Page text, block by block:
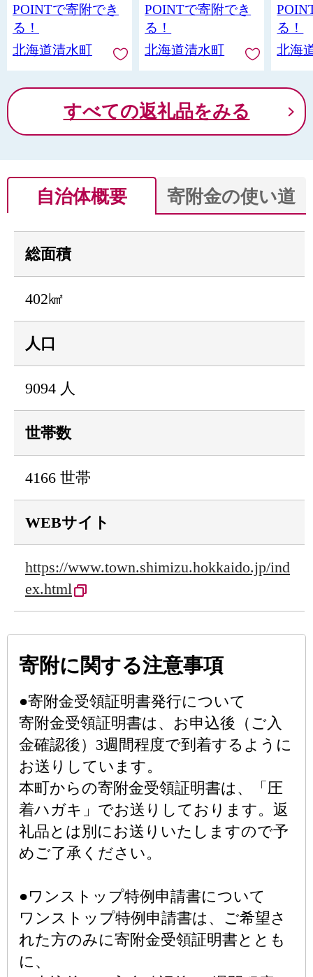
ィー 無添加 ガーリッ
ク 薬味 自然発酵 熟
成】
POINTで寄附でき
る！
北海道清水町
POINTで寄附でき
る！
北海道清水町
モ 約
いも
る！
北海
すべての返礼品をみる
自治体概要
総面積
402㎢
人口
9094 人
世帯数
4166 世帯
WEBサイト
https://www.town.shimizu.hokkaido.jp/ind
ex.html
寄附金の使い道
寄附に関する注意事項
●寄附金受領証明書発行について
寄附金受領証明書は、お申込後（ご入
金確認後）3週間程度で到着するように
お送りしています。
本町からの寄附金受領証明書は、「圧
着ハガキ」でお送りしております。返
礼品とは別にお送りいたしますので予
めご了承ください。
●ワンストップ特例申請書について
ワンストップ特例申請書は、ご希望さ
れた方のみに寄附金受領証明書ととも
に、